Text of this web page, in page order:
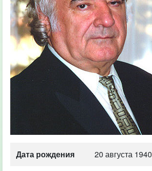
Дата рождения 20 августа 1940